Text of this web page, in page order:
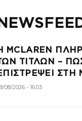
MCLAREN
ΤΙΤΛΩΝ –
ΣΤΗ
08/2026 - 16:03